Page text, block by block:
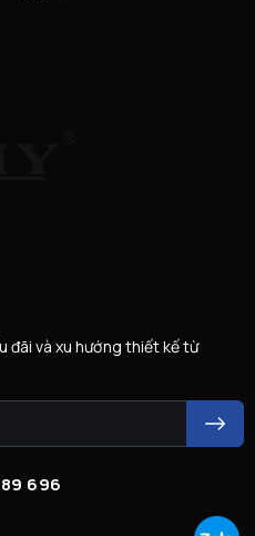
đãi và xu hướng thiết kế từ
696